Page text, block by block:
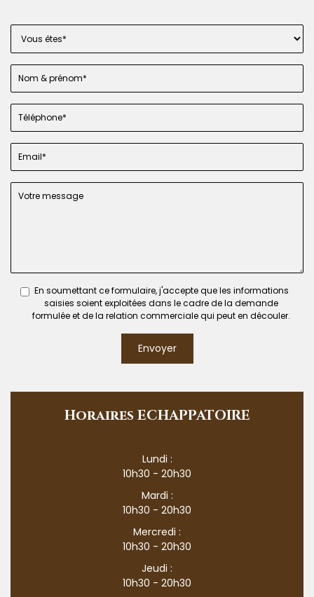
En soumettant ce formulaire, j'accepte que les informations
saisies soient exploitées dans le cadre de la demande
formulée et de la relation commerciale qui peut en découler.
Envoyer
Horaires ECHAPPATOIRE
Lundi :
10h30 - 20h30
Mardi :
10h30 - 20h30
Mercredi :
10h30 - 20h30
Jeudi :
10h30 - 20h30